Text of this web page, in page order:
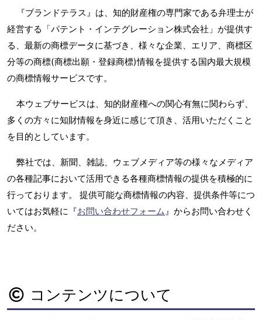
『ブランドテラス』は、知的財産権の専門家である弁理士が
経営する「パテント・インテグレーション株式会社」が提供す
る、最新の商標データに基づき、様々な企業、エリア、商標区
分等の商標(商標出願・登録商標)情報を提供する国内最大規模
の商標情報サービスです。
本ウェブサービスは、知的財産権への関心有無に関わらず、
多くの方々に知財情報を身近に感じて頂き、活用いただくこと
を目的としています。
弊社では、新聞、雑誌、ウェブメディア等の様々なメディア
の各種記事において活用できる各種商標情報の提供を積極的に
行っております。 提供可能な商標情報の内容、提供条件等につ
いてはお気軽に『お問い合わせフォーム』からお問い合わせく
ださい。
コンテンツについて